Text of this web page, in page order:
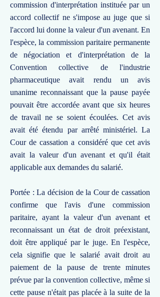
commission d'interprétation instituée par un
accord collectif ne s'impose au juge que si
l'accord lui donne la valeur d'un avenant. En
l'espèce, la commission paritaire permanente
de négociation et d'interprétation de la
Convention collective de l'industrie
pharmaceutique avait rendu un avis
unanime reconnaissant que la pause payée
pouvait être accordée avant que six heures
de travail ne se soient écoulées. Cet avis
avait été étendu par arrêté ministériel. La
Cour de cassation a considéré que cet avis
avait la valeur d'un avenant et qu'il était
applicable aux demandes du salarié.
Portée : La décision de la Cour de cassation
confirme que l'avis d'une commission
paritaire, ayant la valeur d'un avenant et
reconnaissant un état de droit préexistant,
doit être appliqué par le juge. En l'espèce,
cela signifie que le salarié avait droit au
paiement de la pause de trente minutes
prévue par la convention collective, même si
cette pause n'était pas placée à la suite de la